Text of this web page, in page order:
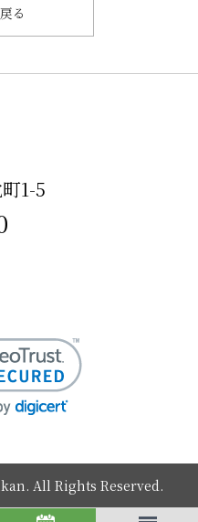
る
1-5
All Rights Reserved.